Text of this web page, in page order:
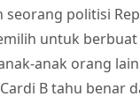
seorang politisi
untuk
anak orang
B tahu benar